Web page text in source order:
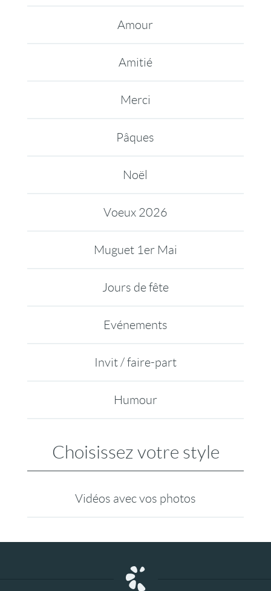
Amour
Amitié
Merci
Pâques
Noël
Voeux 2026
Muguet 1er Mai
Jours de fête
Evénements
Invit / faire-part
Humour
Choisissez votre style
Vidéos avec vos photos